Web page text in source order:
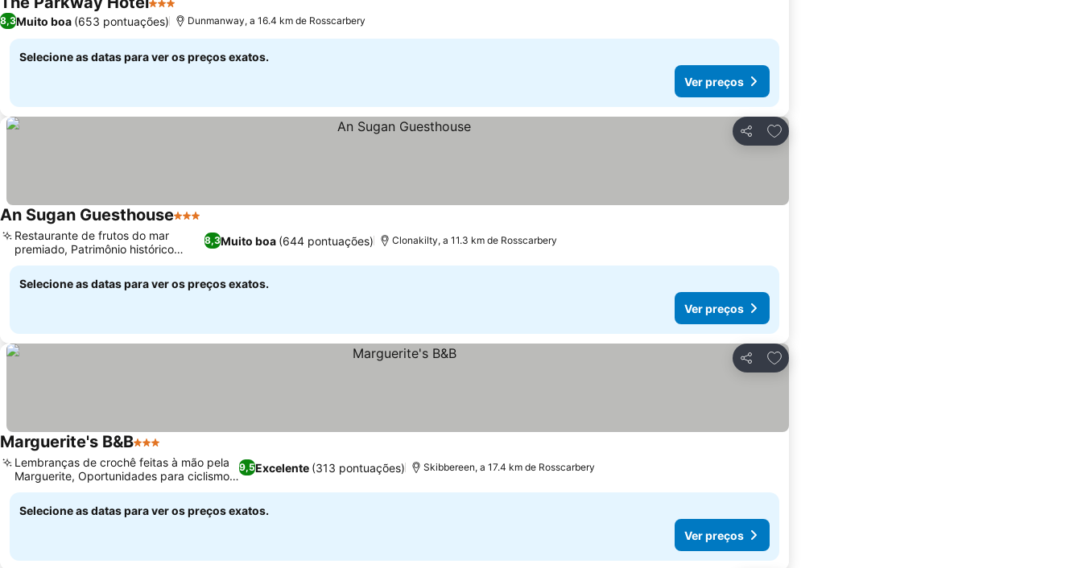
3 Estrelas
8,3Muito boa (653 pontuações) Dunmanway, a 16.4 km de Rosscarbery
Selecione as datas para ver os preços exatos.
Ver preços
Partilhar
Adicionar aos favoritos
An Sugan Guesthouse3 Estrelas
8,3Muito boa (644 pontuações)
Restaurante de frutos do mar
premiado, Patrimônio histórico
georgiano
Clonakilty, a 11.3 km de Rosscarbery
Selecione as datas para ver os preços exatos.
Ver preços
Partilhar
Adicionar aos favoritos
Marguerite's B&B3 Estrelas
9,5Excelente (313 pontuações)
Lembranças de crochê feitas à mão pela
Marguerite, Oportunidades para ciclismo e
trilhas
Skibbereen, a 17.4 km de Rosscarbery
Selecione as datas para ver os preços exatos.
Ver preços